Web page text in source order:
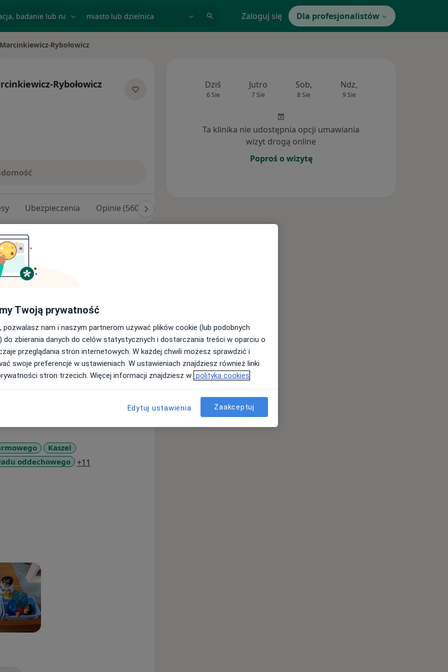
Zaloguj się Dla profesjonalistów
Rybołowicz
Rybołowicz
Ubezpieczenia Opinie (560)
Mam doświadczenie
Szpitalu Klinicznym w Klinice o
.
zapalenie płuc, nie
Kaszel
oddechowego +11
Dziś
6 Sie
Jutro
7 Sie
Sob,
8 Sie
Ndz,
9 Sie
Ta klinika nie udostępnia opcji umawiania
wizyt drogą online
Poproś o wizytę
Twoją prywatność
pozwalasz nam i naszym partnerom używać plików cookie (lub podobnych
do zbierania danych do celów statystycznych i dostarczania treści w oparciu o
przeglądania stron internetowych. W każdej chwili możesz sprawdzić i
swoje preferencje w ustawieniach. W ustawieniach znajdziesz również linki
stron trzecich. Więcej informacji znajdziesz w polityka cookies
Edytuj ustawienia Zaakceptuj